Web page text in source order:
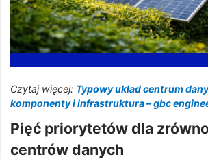
Czytaj więcej: Typowy układ centrum
komponenty i infrastruktura – gbc
Pięć priorytetów dla
centrów danych